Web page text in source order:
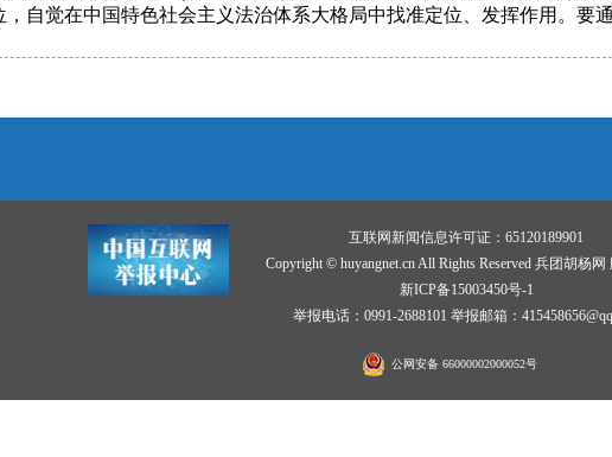
自觉在中国特色社会主义法治体系大格局中找准定位、发挥作用。要
互联网新闻信息许可证：65120189901
Copyright © huyangnet.cn All Rights Reserved 兵团胡杨
新ICP备15003450号-1
举报电话：0991-2688101 举报邮箱：
公网安备 66000002000052号